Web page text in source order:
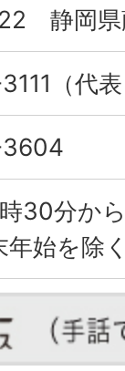
静岡県
（代
30分か
年始を除